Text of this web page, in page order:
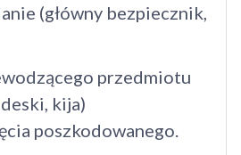
(główny bezpiecznik,
przedmiotu
kija)
poszkodowanego.